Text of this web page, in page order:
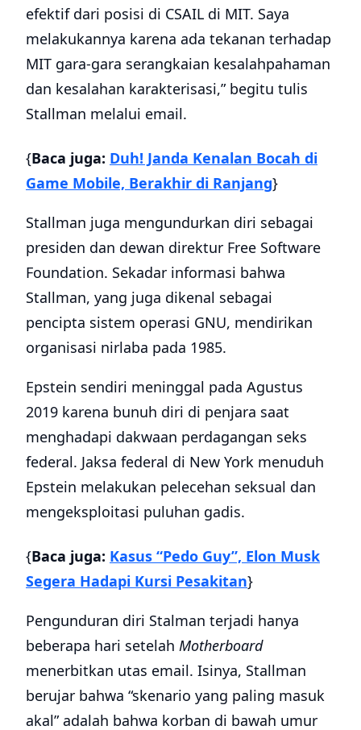
efektif dari posisi di CSAIL di MIT. Saya
melakukannya karena ada tekanan terhadap
MIT gara-gara serangkaian kesalahpahaman
dan kesalahan karakterisasi,” begitu tulis
Stallman melalui email.
{Baca juga: Duh! Janda Kenalan Bocah di
Game Mobile, Berakhir di Ranjang}
Stallman juga mengundurkan diri sebagai
presiden dan dewan direktur Free Software
Foundation. Sekadar informasi bahwa
Stallman, yang juga dikenal sebagai
pencipta sistem operasi GNU, mendirikan
organisasi nirlaba pada 1985.
Epstein sendiri meninggal pada Agustus
2019 karena bunuh diri di penjara saat
menghadapi dakwaan perdagangan seks
federal. Jaksa federal di New York menuduh
Epstein melakukan pelecehan seksual dan
mengeksploitasi puluhan gadis.
{Baca juga: Kasus “Pedo Guy”, Elon Musk
Segera Hadapi Kursi Pesakitan}
Pengunduran diri Stalman terjadi hanya
beberapa hari setelah Motherboard
menerbitkan utas email. Isinya, Stallman
berujar bahwa “skenario yang paling masuk
akal” adalah bahwa korban di bawah umur